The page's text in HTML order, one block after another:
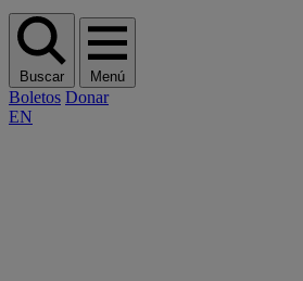
Buscar Menú
Boletos Donar
EN